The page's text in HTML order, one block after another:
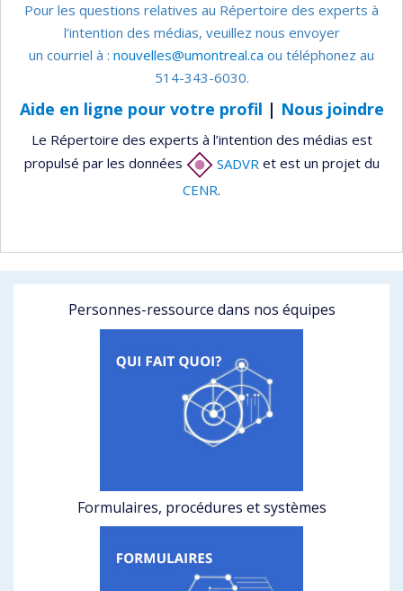
Pour les questions relatives au Répertoire des experts à
l’intention des médias, veuillez nous envoyer
un courriel à : nouvelles@umontreal.ca ou téléphonez au
514-343-6030.
Aide en ligne pour votre profil | Nous joindre
Le Répertoire des experts à l’intention des médias est
propulsé par les données
SADVR et est un projet du
CENR.
Personnes-ressource dans nos équipes
Formulaires, procédures et systèmes